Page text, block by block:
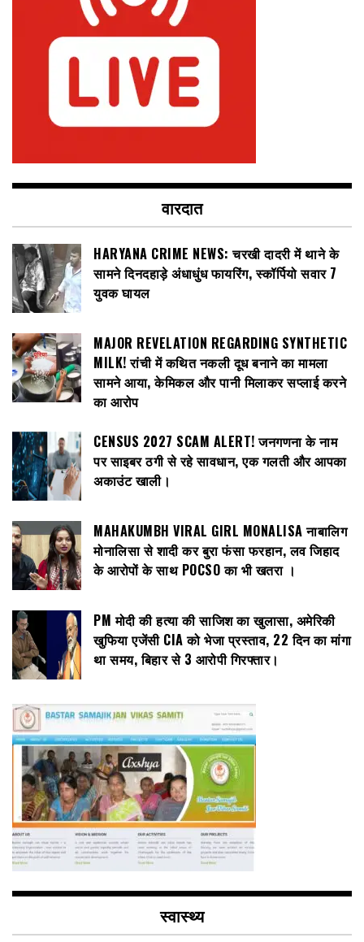
वारदात
HARYANA CRIME NEWS: चरखी दादरी में थाने के
सामने दिनदहाड़े अंधाधुंध फायरिंग, स्कॉर्पियो सवार 7
युवक घायल
MAJOR REVELATION REGARDING SYNTHETIC
MILK! रांची में कथित नकली दूध बनाने का मामला
सामने आया, केमिकल और पानी मिलाकर सप्लाई करने
का आरोप
CENSUS 2027 SCAM ALERT! जनगणना के नाम
पर साइबर ठगी से रहे सावधान, एक गलती और आपका
अकाउंट खाली।
MAHAKUMBH VIRAL GIRL MONALISA नाबालिग
मोनालिसा से शादी कर बुरा फंसा फरहान, लव जिहाद
के आरोपों के साथ POCSO का भी खतरा ।
PM मोदी की हत्या की साजिश का खुलासा, अमेरिकी
खुफिया एजेंसी CIA को भेजा प्रस्ताव, 22 दिन का मांगा
था समय, बिहार से 3 आरोपी गिरफ्तार।
स्वास्थ्य